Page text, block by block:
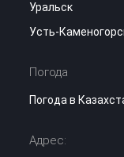
Уральск
Усть-
Погода
Погода в
Адрес: